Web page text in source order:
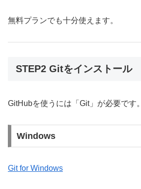
無料プランでも十分使えます。
STEP2 Gitをインストール
GitHubを使うには「Git」が必要です。
Windows
Git for Windows